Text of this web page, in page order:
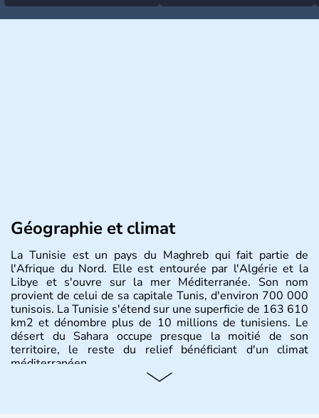
Géographie et climat
La Tunisie est un pays du Maghreb qui fait partie de
l'Afrique du Nord. Elle est entourée par l'Algérie et la
Libye et s'ouvre sur la mer Méditerranée. Son nom
provient de celui de sa capitale Tunis, d'environ 700 000
tunisois. La Tunisie s'étend sur une superficie de 163 610
km2 et dénombre plus de 10 millions de tunisiens. Le
désert du Sahara occupe presque la moitié de son
territoire, le reste du relief bénéficiant d'un climat
méditerranéen.